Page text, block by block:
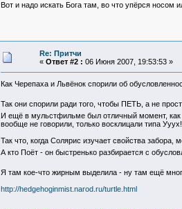
Вот и надо искать Бога там, во что упёрся носом
Re: Притчи
« Ответ #2 : 06 Июня 2007, 19:53:53 »
Как Черепаха и Львёнок спорили об
Так они спорили ради того, чтобы ПЕТЬ, а не
И ещё в мульстфильме был отличный момент,
вообще не говорили, только восклицали типа
Так что, когда Солярис изучает свойства
А кто Поёт - он быстренько разбирается с
Я там кое-что жирным выделила - ну там ещё
http://hedgehoginmist.narod.ru/turtle.html